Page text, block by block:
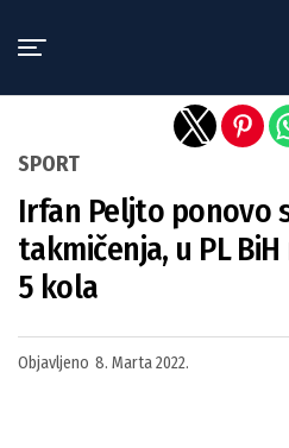
SPORT
Irfan Peljto ponovo
takmičenja, u PL
5 kola
Objavljeno 8. Marta 2022.